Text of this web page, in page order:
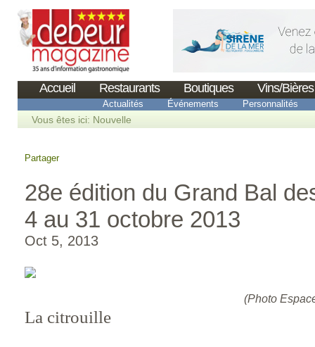
Accueil Restaurants Boutiques Vins/Bières
Actualités Événements Personnalités
Vous êtes ici: Nouvelle
Partager
28e édition du Grand Bal
4 au 31 octobre 2013
Oct 5, 2013
(Photo
La citrouille